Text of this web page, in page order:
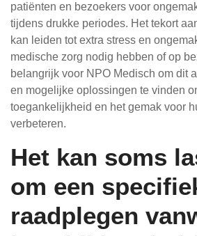
patiënten en bezoekers voor
tijdens drukke periodes. Het tekort
kan leiden tot extra stress en
medische zorg nodig hebben of op
belangrijk voor NPO Medisch om dit
en mogelijke oplossingen te vinden
toegankelijkheid en het gemak voor
verbeteren.
Het kan soms
om een
raadplegen